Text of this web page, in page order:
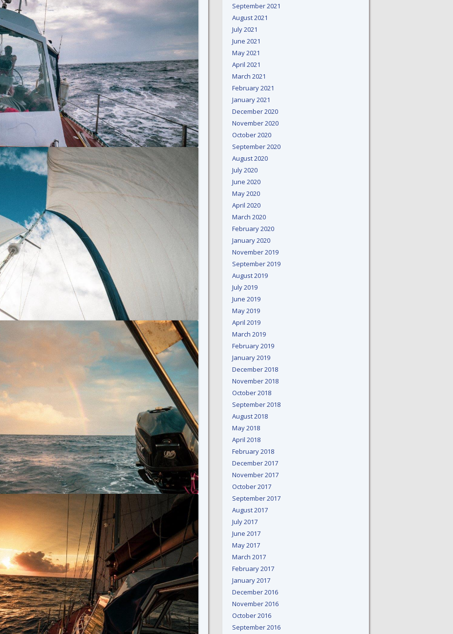
September 2021
August 2021
July 2021
June 2021
May 2021
April 2021
March 2021
February 2021
January 2021
December 2020
November 2020
October 2020
September 2020
August 2020
July 2020
June 2020
May 2020
April 2020
March 2020
February 2020
January 2020
November 2019
September 2019
August 2019
July 2019
June 2019
May 2019
April 2019
March 2019
February 2019
January 2019
December 2018
November 2018
October 2018
September 2018
August 2018
May 2018
April 2018
February 2018
December 2017
November 2017
October 2017
September 2017
August 2017
July 2017
June 2017
May 2017
March 2017
February 2017
January 2017
December 2016
November 2016
October 2016
September 2016